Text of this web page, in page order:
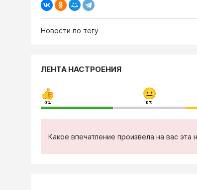
Новости по тегу
ЛЕНТА НАСТРОЕНИЯ
0% 0%
Какое впечатление произвела на вас эта